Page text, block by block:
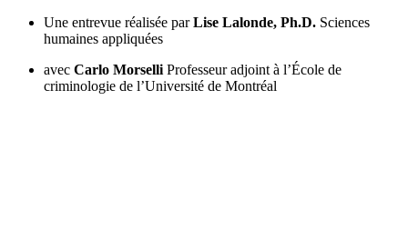
Une entrevue réalisée par Lise Lalonde, Ph.D. Sciences
humaines appliquées
avec Carlo Morselli Professeur adjoint à l’École de
criminologie de l’Université de Montréal